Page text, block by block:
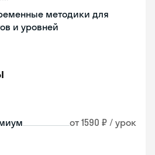
методики для
и уровней
от 1590 ₽ / урок